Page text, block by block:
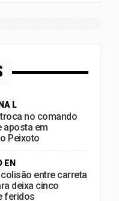
L
no comando
aposta em
Peixoto
EN
entre carreta
deixa cinco
feridos